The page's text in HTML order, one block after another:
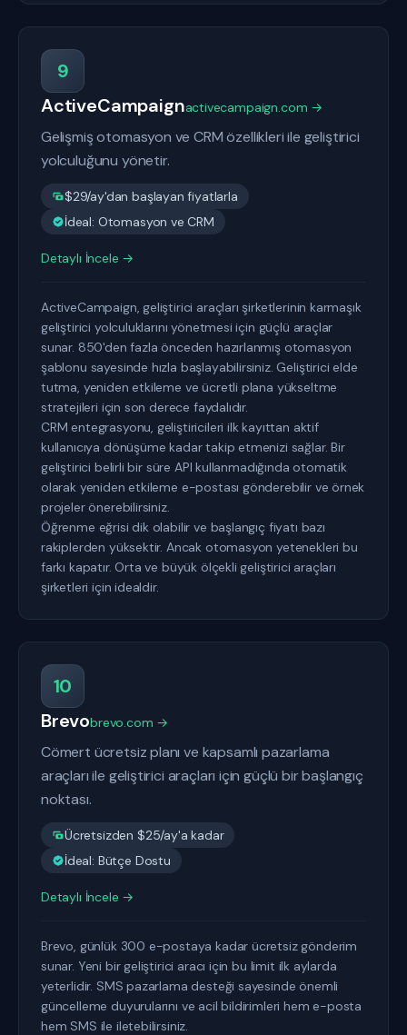
9
ActiveCampaignactivecampaign.com →
Gelişmiş otomasyon ve CRM özellikleri ile geliştirici
yolculuğunu yönetir.
$29/ay'dan başlayan fiyatlarla
İdeal: Otomasyon ve CRM
Detaylı İncele →
ActiveCampaign, geliştirici araçları şirketlerinin karmaşık
geliştirici yolculuklarını yönetmesi için güçlü araçlar
sunar. 850'den fazla önceden hazırlanmış otomasyon
şablonu sayesinde hızla başlayabilirsiniz. Geliştirici elde
tutma, yeniden etkileme ve ücretli plana yükseltme
stratejileri için son derece faydalıdır.
CRM entegrasyonu, geliştiricileri ilk kayıttan aktif
kullanıcıya dönüşüme kadar takip etmenizi sağlar. Bir
geliştirici belirli bir süre API kullanmadığında otomatik
olarak yeniden etkileme e-postası gönderebilir ve örnek
projeler önerebilirsiniz.
Öğrenme eğrisi dik olabilir ve başlangıç fiyatı bazı
rakiplerden yüksektir. Ancak otomasyon yetenekleri bu
farkı kapatır. Orta ve büyük ölçekli geliştirici araçları
şirketleri için idealdir.
10
Brevobrevo.com →
Cömert ücretsiz planı ve kapsamlı pazarlama
araçları ile geliştirici araçları için güçlü bir başlangıç
noktası.
Ücretsizden $25/ay'a kadar
İdeal: Bütçe Dostu
Detaylı İncele →
Brevo, günlük 300 e-postaya kadar ücretsiz gönderim
sunar. Yeni bir geliştirici aracı için bu limit ilk aylarda
yeterlidir. SMS pazarlama desteği sayesinde önemli
güncelleme duyurularını ve acil bildirimleri hem e-posta
hem SMS ile iletebilirsiniz.